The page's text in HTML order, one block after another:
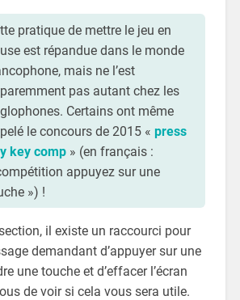
pratique de mettre le jeu en
est répandue dans le monde
mais ne l’est
pas autant chez les
Certains ont même
le concours de 2015 « press
key comp» (en français :
appuyez sur une
») !
il existe un raccourci pour
demandant d’appuyer sur une
une touche et d’effacer l’écran
de voir si cela vous sera utile.